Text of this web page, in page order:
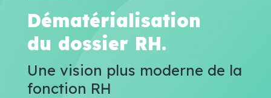
Dématérialisation
du dossier RH.
Une vision plus moderne de la
fonction RH